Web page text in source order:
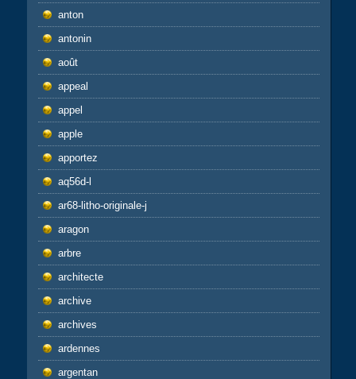
anton
antonin
août
appeal
appel
apple
apportez
aq56d-l
ar68-litho-originale-j
aragon
arbre
architecte
archive
archives
ardennes
argentan